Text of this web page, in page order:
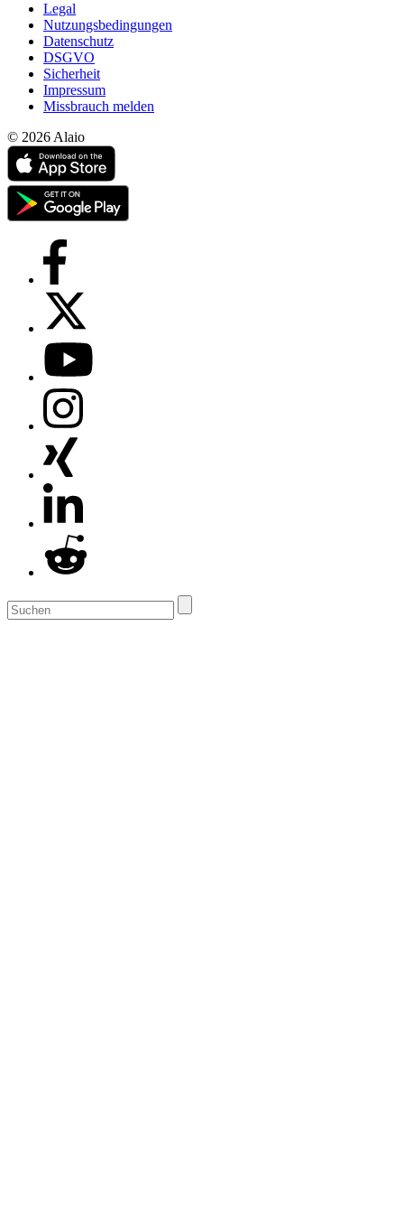
Legal
Nutzungsbedingungen
Datenschutz
DSGVO
Sicherheit
Impressum
Missbrauch melden
© 2026 Alaio